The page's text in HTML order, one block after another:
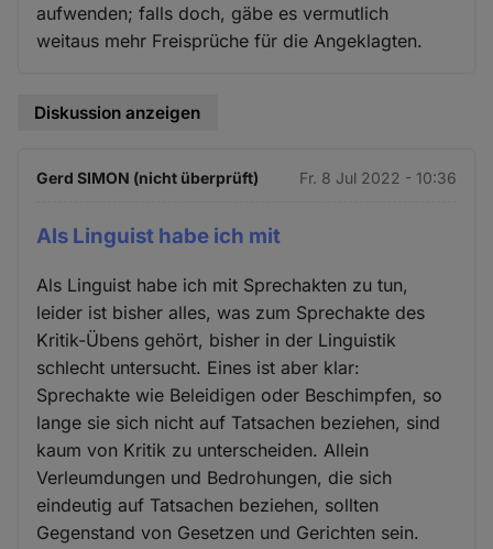
aufwenden; falls doch, gäbe es vermutlich
weitaus mehr Freisprüche für die Angeklagten.
Diskussion anzeigen
Gerd SIMON (nicht überprüft) Fr. 8 Jul 2022 - 10:36
Als Linguist habe ich mit
Als Linguist habe ich mit Sprechakten zu tun,
leider ist bisher alles, was zum Sprechakte des
Kritik-Übens gehört, bisher in der Linguistik
schlecht untersucht. Eines ist aber klar:
Sprechakte wie Beleidigen oder Beschimpfen, so
lange sie sich nicht auf Tatsachen beziehen, sind
kaum von Kritik zu unterscheiden. Allein
Verleumdungen und Bedrohungen, die sich
eindeutig auf Tatsachen beziehen, sollten
Gegenstand von Gesetzen und Gerichten sein.